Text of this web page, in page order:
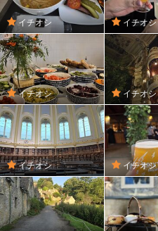
イチオシ イチオシ
イチオシ イチオシ
イチオシ イチオシ